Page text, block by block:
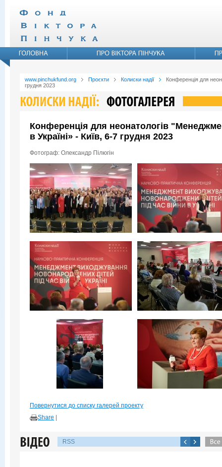
www.pinchukfund.org Проєкти Колиски надії
Конференція для
грудня 2023
Конференція для неонатологів
в Україні» - Київ, 6-7 грудня 2023
Фотограф: Олександр Пілюгін
Повернутися до списку галерей проекту
Share
RSS